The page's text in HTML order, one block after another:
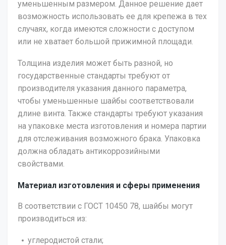
уменьшенным размером. Данное решение дает
возможность использовать ее для крепежа в тех
случаях, когда имеются сложности с доступом
или не хватает большой прижимной площади.
Толщина изделия может быть разной, но
государственные стандарты требуют от
производителя указания данного параметра,
чтобы уменьшенные шайбы соответствовали
длине винта. Также стандарты требуют указания
на упаковке места изготовления и номера партии
для отслеживания возможного брака. Упаковка
должна обладать антикоррозийными
свойствами.
Материал изготовления и сферы применения
В соответствии с ГОСТ 10450 78, шайбы могут
производиться из:
углеродистой стали;